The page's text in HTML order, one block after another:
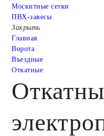
Москитные сетки
ПВХ-завесы
Закрыть
Главная
Ворота
Въездные
Откатные